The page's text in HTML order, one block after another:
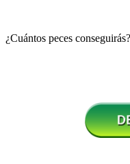
¿Cuántos peces conseguirás?